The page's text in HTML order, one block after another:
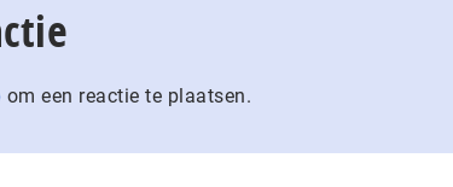
om een reactie te plaatsen.